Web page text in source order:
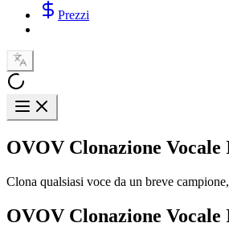
Prezzi
OVOV Clonazione Vocale
Clona qualsiasi voce da un breve
OVOV Clonazione Vocale